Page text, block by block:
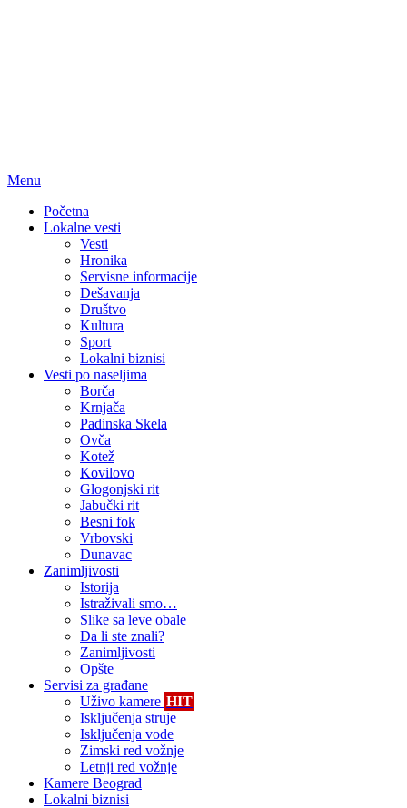
Menu
Početna
Lokalne vesti
Vesti
Hronika
Servisne informacije
Dešavanja
Društvo
Kultura
Sport
Lokalni biznisi
Vesti po naseljima
Borča
Krnjača
Padinska Skela
Ovča
Kotež
Kovilovo
Glogonjski rit
Jabučki rit
Besni fok
Vrbovski
Dunavac
Zanimljivosti
Istorija
Istraživali smo…
Slike sa leve obale
Da li ste znali?
Zanimljivosti
Opšte
Servisi za građane
Uživo kamere HIT
Isključenja struje
Isključenja vode
Zimski red vožnje
Letnji red vožnje
Kamere Beograd
Lokalni biznisi